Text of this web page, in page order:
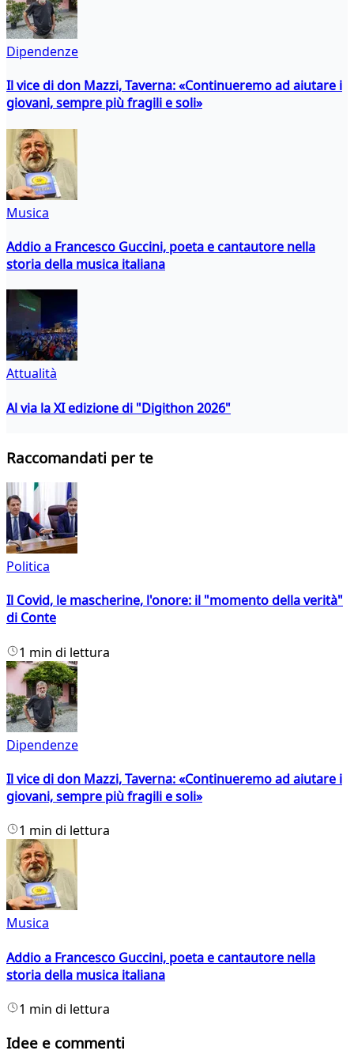
Dipendenze
Il vice di don Mazzi, Taverna: «Continueremo ad aiutare i
giovani, sempre più fragili e soli»
Musica
Addio a Francesco Guccini, poeta e cantautore nella
storia della musica italiana
Attualità
Al via la XI edizione di "Digithon 2026"
Raccomandati per te
Politica
Il Covid, le mascherine, l'onore: il "momento della verità"
di Conte
1 min di lettura
Dipendenze
Il vice di don Mazzi, Taverna: «Continueremo ad aiutare i
giovani, sempre più fragili e soli»
1 min di lettura
Musica
Addio a Francesco Guccini, poeta e cantautore nella
storia della musica italiana
1 min di lettura
Idee e commenti